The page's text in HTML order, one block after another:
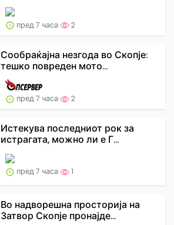
пред 7 часа 2
Сообраќајна незгода во Скопје:
тешко повреден мото...
пред 7 часа 2
Истекува последниот рок за
истрагата, можно ли е Г...
пред 7 часа 1
Во надворешна просторија на
Затвор Скопје пронајде...